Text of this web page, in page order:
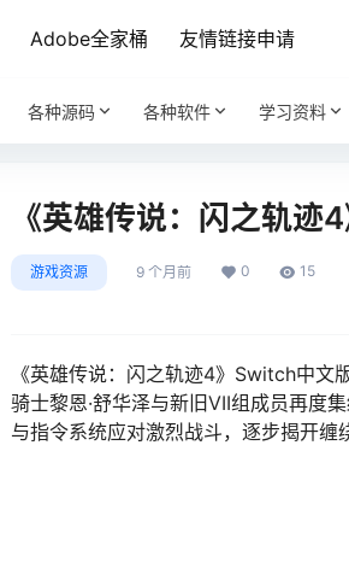
Adobe全家桶 友情链接申请
各种源码 各种软件 学习资料
《英雄传说：闪之轨
游戏资源 9 个月前 0 15
《英雄传说：闪之轨迹4》Switch中
骑士黎恩·舒华泽与新旧VII组成员再度
与指令系统应对激烈战斗，逐步揭开缠